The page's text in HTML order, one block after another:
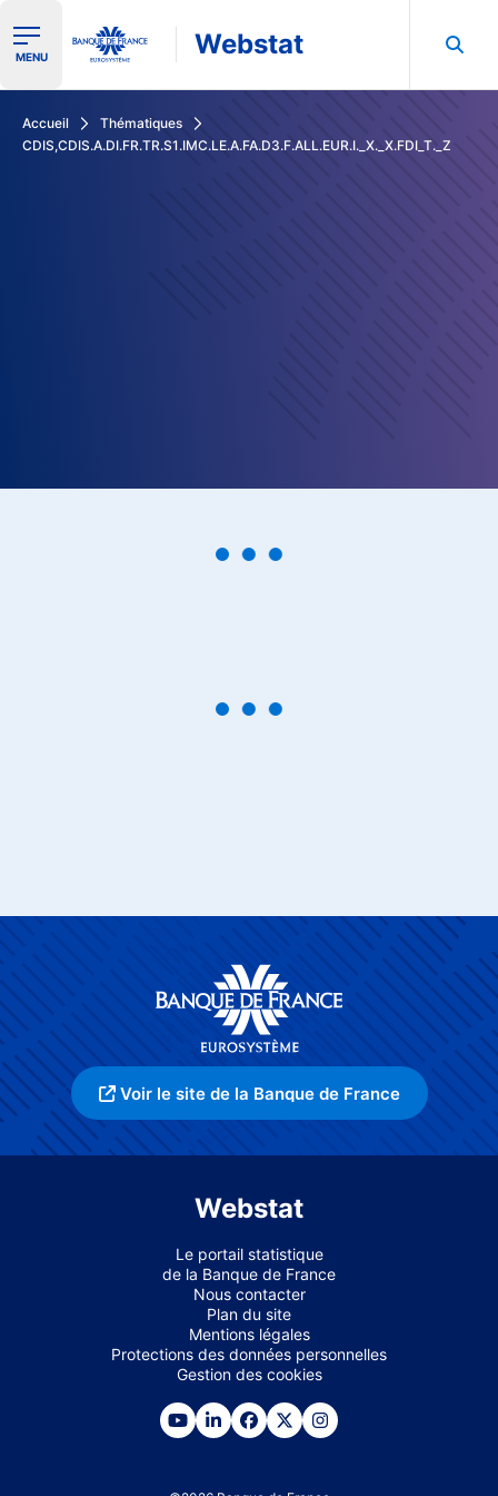
Ouvrir le menu de navigation
MENU Webstat
Accueil
Thématiques
CDIS,CDIS.A.DI.FR.TR.S1.IMC.LE.A.FA.D3.F.ALL.EUR.I._X._X.FDI_T._Z
Voir le site de la Banque de France
Webstat
Le portail statistique
de la Banque de France
Nous contacter
Plan du site
Mentions légales
Protections des données personnelles
Gestion des cookies